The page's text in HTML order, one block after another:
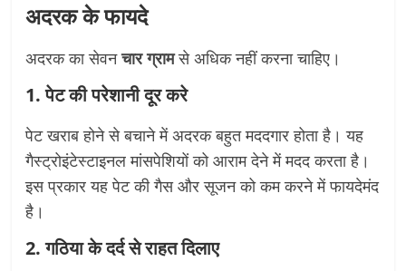
अदरक के फायदे
अदरक का सेवनचार ग्रामसे अधिक नहीं करना चाहिए।
1. पेट की परेशानी दूर करे
पेट खराब होने से बचाने में अदरक बहुत मददगार होता है। यह
गैस्ट्रोइंटेस्टाइनल मांसपेशियों को आराम देने में मदद करता है।
इस प्रकार यह पेट की गैस और सूजन को कम करने में फायदेमंद
है।
2. गठिया के दर्द से राहत दिलाए